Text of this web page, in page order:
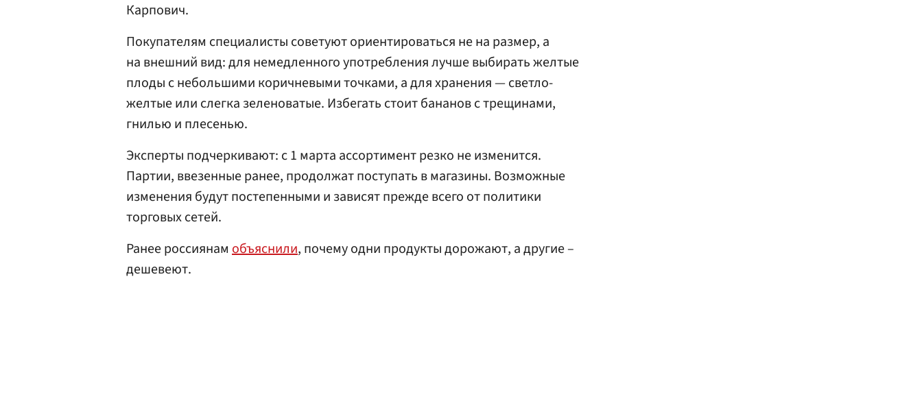
Карпович.
Покупателям специалисты советуют ориентироваться не на размер, а
на внешний вид: для немедленного употребления лучше выбирать желтые
плоды с небольшими коричневыми точками, а для хранения — светло-
желтые или слегка зеленоватые. Избегать стоит бананов с трещинами,
гнилью и плесенью.
Эксперты подчеркивают: с 1 марта ассортимент резко не изменится.
Партии, ввезенные ранее, продолжат поступать в магазины. Возможные
изменения будут постепенными и зависят прежде всего от политики
торговых сетей.
Ранее россиянам объяснили, почему одни продукты дорожают, а другие –
дешевеют.